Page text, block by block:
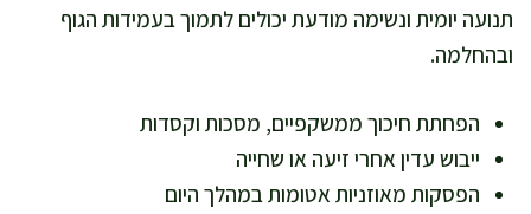
תנועה יומית ונשימה מודעת יכולים לתמוך בעמידות הגוף
ובהחלמה.
הפחתת חיכוך ממשקפיים, מסכות וקסדות
ייבוש עדין אחרי זיעה או שחייה
הפסקות מאוזניות אטומות במהלך היום